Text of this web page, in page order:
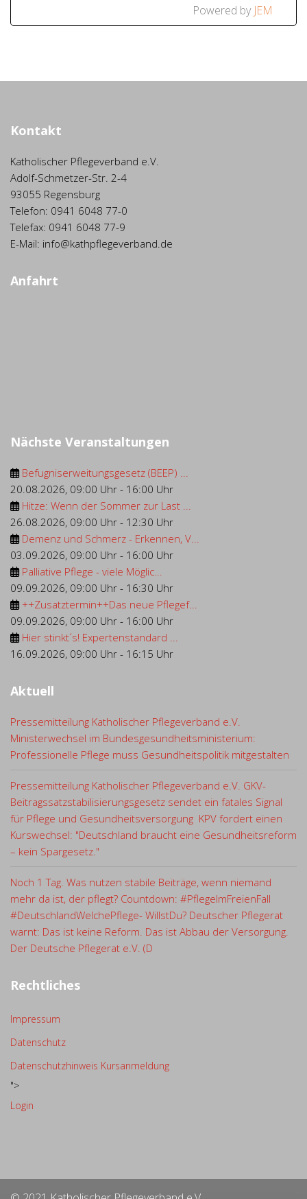
Powered by JEM
Kontakt
Katholischer Pflegeverband e.V.
Adolf-Schmetzer-Str. 2-4
93055 Regensburg
Telefon: 0941 6048 77-0
Telefax: 0941 6048 77-9
E-Mail: info@kathpflegeverband.de
Anfahrt
Nächste Veranstaltungen
Befugniserweitungsgesetz (BEEP) ...
20.08.2026, 09:00 Uhr - 16:00 Uhr
Hitze: Wenn der Sommer zur Last ...
26.08.2026, 09:00 Uhr - 12:30 Uhr
Demenz und Schmerz - Erkennen, V...
03.09.2026, 09:00 Uhr - 16:00 Uhr
Palliative Pflege - viele Möglic...
09.09.2026, 09:00 Uhr - 16:30 Uhr
++Zusatztermin++Das neue Pflegef...
09.09.2026, 09:00 Uhr - 16:00 Uhr
Hier stinkt´s! Expertenstandard ...
16.09.2026, 09:00 Uhr - 16:15 Uhr
Aktuell
Pressemitteilung Katholischer Pflegeverband e.V.
Ministerwechsel im Bundesgesundheitsministerium:
Professionelle Pflege muss Gesundheitspolitik mitgestalten
Pressemitteilung Katholischer Pflegeverband e.V. GKV-
Beitragssatzstabilisierungsgesetz sendet ein fatales Signal
für Pflege und Gesundheitsversorgung KPV fordert einen
Kurswechsel: "Deutschland braucht eine Gesundheitsreform
– kein Spargesetz."
Noch 1 Tag. Was nutzen stabile Beiträge, wenn niemand
mehr da ist, der pflegt? Countdown: #PflegeImFreienFall
#DeutschlandWelchePflege- WillstDu? Deutscher Pflegerat
warnt: Das ist keine Reform. Das ist Abbau der Versorgung.
Der Deutsche Pflegerat e.V. (D
Rechtliches
Impressum
Datenschutz
Datenschutzhinweis Kursanmeldung
">
Login